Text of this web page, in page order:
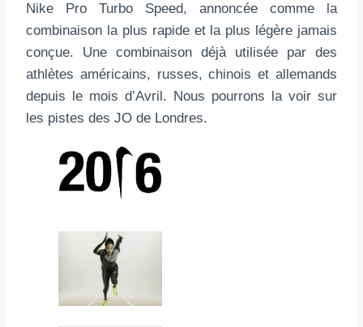
Nike Pro Turbo Speed, annoncée comme la
combinaison la plus rapide et la plus légère jamais
conçue. Une combinaison déjà utilisée par des
athlètes américains, russes, chinois et allemands
depuis le mois d’Avril. Nous pourrons la voir sur
les pistes des JO de Londres.